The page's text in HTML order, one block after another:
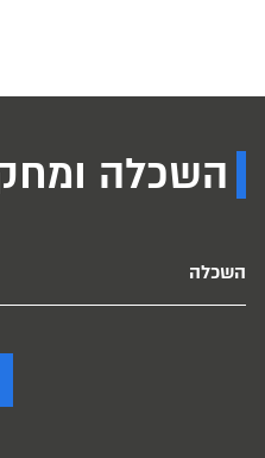
השכלה
השכלה